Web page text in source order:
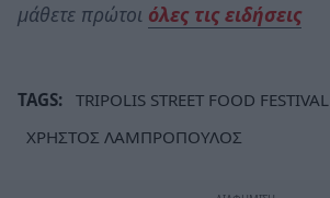
μάθετε πρώτοι όλες τις ειδήσεις
TAGS: TRIPOLIS STREET FOOD FESTIVAL
ΧΡΗΣΤΟΣ ΛΑΜΠΡΟΠΟΥΛΟΣ